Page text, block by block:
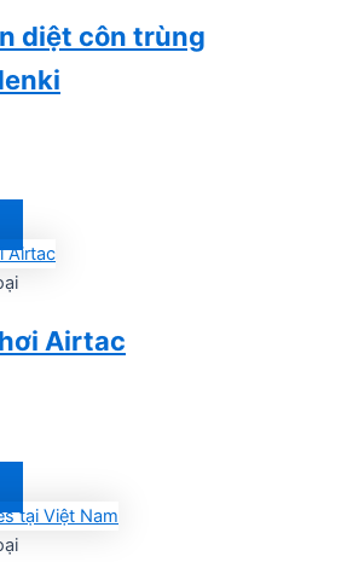
diệt côn trùng
Airtac